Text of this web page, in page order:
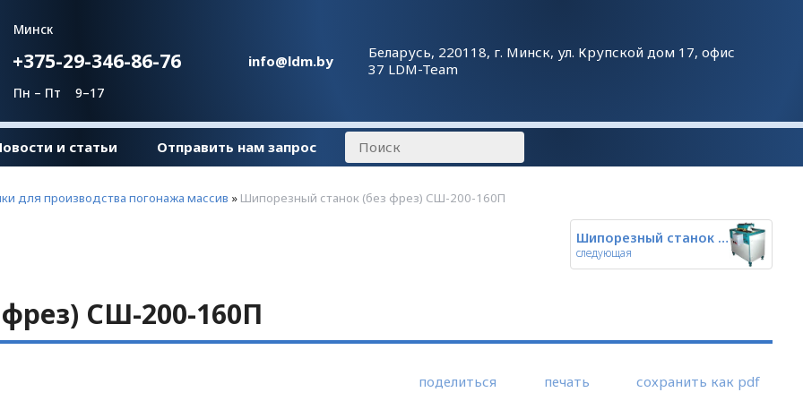
Минск
+375-29-346-86-76
Пн – Пт 9–17
info@ldm.by
Беларусь, 220118, г. Минск, ул. Крупской дом 17, офис
37 LDM-Team
и статьи Отправить нам запрос
для производства погонажа массив » Шипорезный станок (без фрез) СШ-200-160П
Шипорезный станок проходного т
следующая
СШ-200-160П
поделиться печать сохранить как pdf